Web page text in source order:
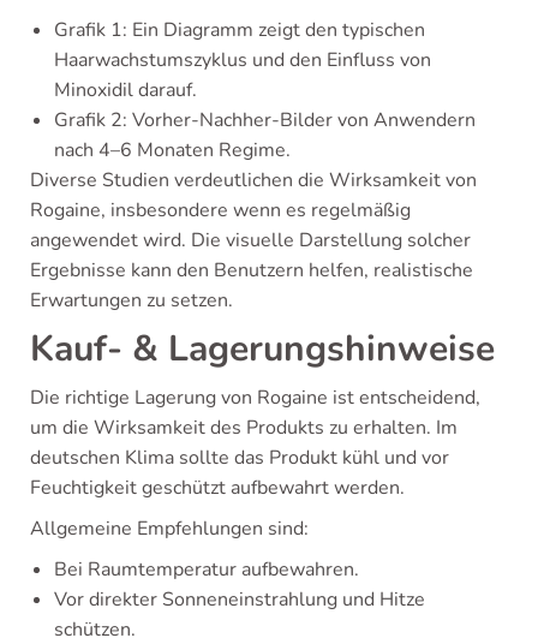
Grafik 1: Ein Diagramm zeigt den typischen
Haarwachstumszyklus und den Einfluss von
Minoxidil darauf.
Grafik 2: Vorher-Nachher-Bilder von Anwendern
nach 4–6 Monaten Regime.
Diverse Studien verdeutlichen die Wirksamkeit von
Rogaine, insbesondere wenn es regelmäßig
angewendet wird. Die visuelle Darstellung solcher
Ergebnisse kann den Benutzern helfen, realistische
Erwartungen zu setzen.
Kauf- & Lagerungshinweise
Die richtige Lagerung von Rogaine ist entscheidend,
um die Wirksamkeit des Produkts zu erhalten. Im
deutschen Klima sollte das Produkt kühl und vor
Feuchtigkeit geschützt aufbewahrt werden.
Allgemeine Empfehlungen sind:
Bei Raumtemperatur aufbewahren.
Vor direkter Sonneneinstrahlung und Hitze
schützen.